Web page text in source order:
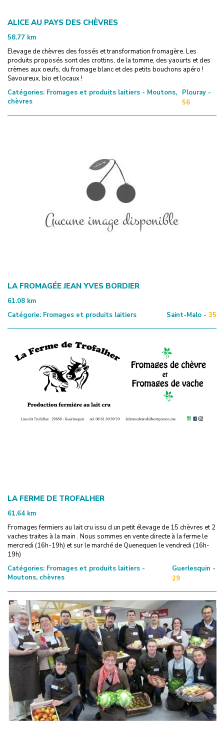
ALICE AU PAYS DES CHÈVRES
58.77 km
Elevage de chèvres des fossés et transformation fromagère. Les
produits proposés sont des crottins, de la tomme, des yaourts et des
crèmes aux oeufs, du fromage blanc et des petits bouchons apéro !
Savoureux, bio et locaux !
Catégories: Fromages et produits laitiers - Moutons,
chèvres
Plouray -
56
LA FROMAGÉE JEAN YVES BORDIER
61.08 km
Catégorie: Fromages et produits laitiers Saint-Malo - 35
LA FERME DE TROFALHER
61.64 km
Fromages fermiers au lait cru issu d un petit élevage de 15 chèvres et 2
vaches traites à la main . Nous sommes en vente directe à la ferme le
mercredi (16h-19h) et sur le marché de Quenequen le vendredi (16h-
19h)
Catégories: Fromages et produits laitiers -
Moutons, chèvres
Guerlesquin -
29